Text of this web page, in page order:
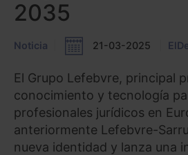
2035
Noticia 21-03-2025
El Grupo Lefebvre, principal
conocimiento y tecnología
profesionales jurídicos en
anteriormente Lefebvre-
nueva identidad y lanza una